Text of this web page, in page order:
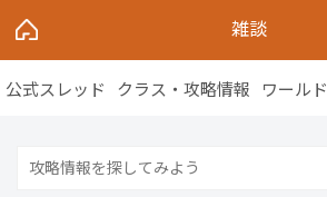
雑談
公式スレッド クラス・攻略情報 ワールド